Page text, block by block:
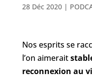
28 Déc 2020|
Nos esprits se
l’on aimerait
reconnexion au